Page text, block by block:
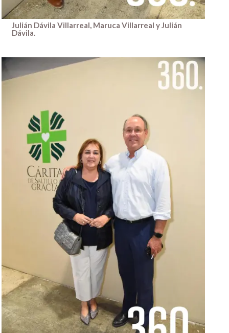
Julián Dávila Villarreal, Maruca Villarreal y Julián
Dávila.